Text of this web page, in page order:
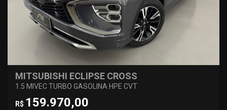
MITSUBISHI ECLIPSE CROSS
1.5 MIVEC TURBO GASOLINA HPE CVT
R$ 159.970,00